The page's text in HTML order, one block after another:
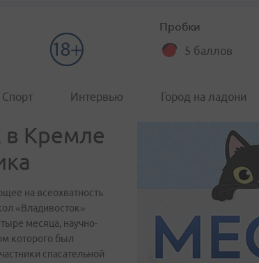
Пробки
5 баллов
Спорт Интервью Город на ладони
в Кремле
на всеохватность
«Владивосток»
месяца, научно-
которого был
спасательной